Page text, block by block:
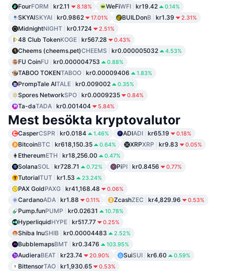
FourFORM kr2.11 8.18% WeFiWFI kr19.42 0.14%
SKYAISKYAI kr0.9862 17.01% BUILDonB kr1.39 2.31%
MidnightNIGHT kr0.1724 2.51%
48 Club TokenKOGE kr567.28 0.43%
Cheems (cheems.pet)CHEEMS kr0.000005032 4.53%
FU CoinFU kr0.000004753 0.88%
TABOO TOKENTABOO kr0.00009406 1.83%
PrompTale AITALE kr0.009002 0.35%
Spores NetworkSPO kr0.0009235 0.84%
Ta-daTADA kr0.001404 5.84%
Mest besökta kryptovalutor
CasperCSPR kr0.0184 1.46% ADIADI kr65.19 0.18%
BitcoinBTC kr618,150.35 0.64% XRPXRP kr9.83 0.05%
EthereumETH kr18,256.00 0.47%
SolanaSOL kr728.71 0.72% PiPI kr0.8456 0.77%
TutorialTUT kr1.53 23.24%
PAX GoldPAXG kr41,168.48 0.06%
CardanoADA kr1.88 0.11% ZcashZEC kr4,829.96 0.53%
Pump.funPUMP kr0.02631 10.78%
HyperliquidHYPE kr517.77 0.25%
Shiba InuSHIB kr0.00004483 2.52%
BubblemapsBMT kr0.3476 103.95%
AudieraBEAT kr23.74 20.90% SuiSUI kr6.60 0.59%
BittensorTAO kr1,930.65 0.53%